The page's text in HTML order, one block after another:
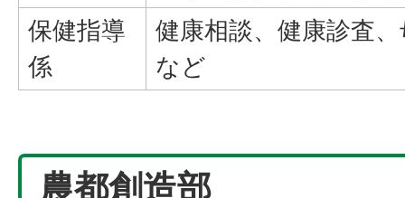
保健指導
係
健康相談、健康診査
など
農都創造部